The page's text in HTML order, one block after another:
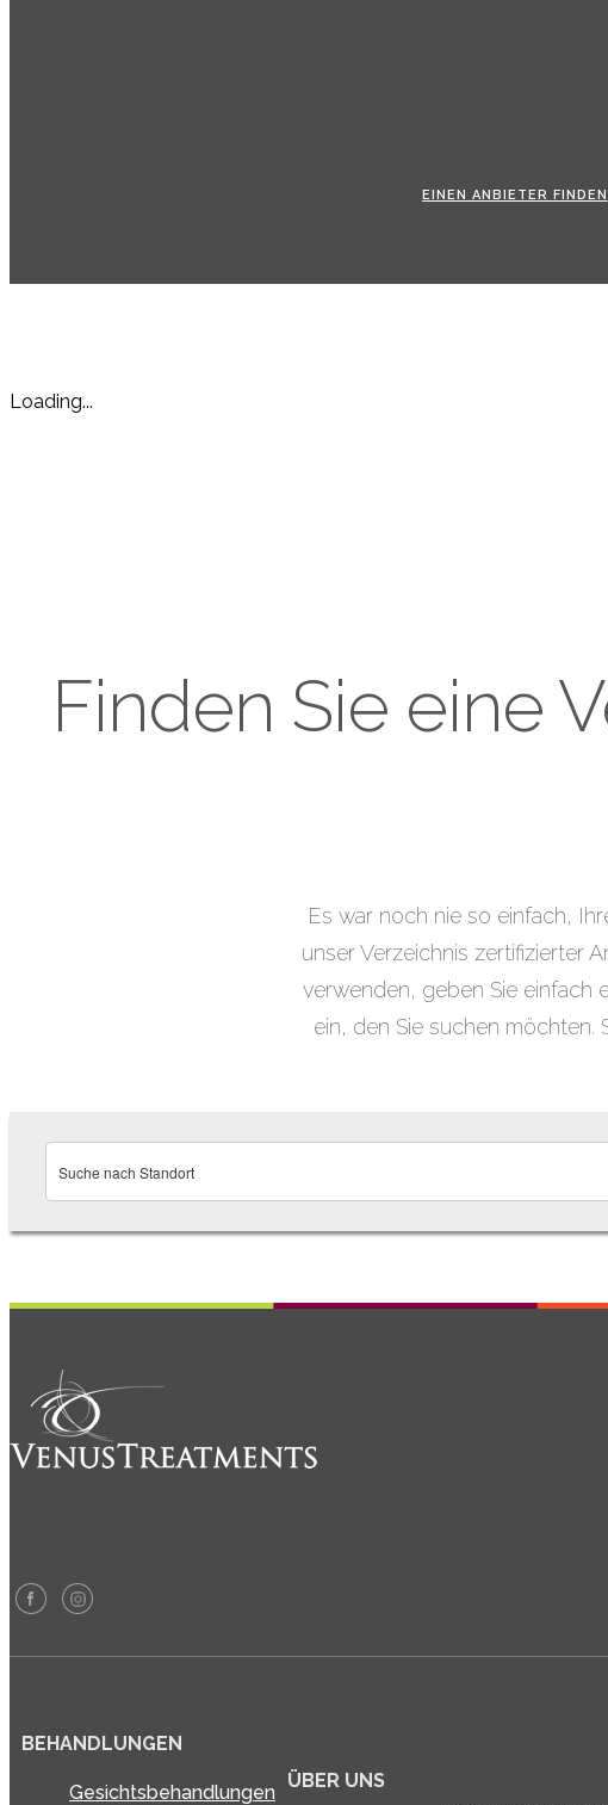
EINEN ANBIETER FINDEN
Loading...
Finden Sie eine
Es war noch nie so einfach,
unser Verzeichnis zertifizierter
verwenden, geben Sie einfach
ein, den Sie suchen möchten.
BEHANDLUNGEN
Gesichtsbehandlungen
ÜBER UNS